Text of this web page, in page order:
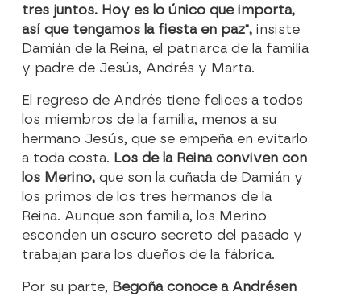
tres juntos. Hoy es lo único que importa,
así que tengamos la fiesta en paz",insiste
Damián de la Reina, el patriarca de la familia
y padre de Jesús, Andrés y Marta.
El regreso de Andrés tiene felices a todos
los miembros de la familia, menos a su
hermano Jesús, que se empeña en evitarlo
a toda costa. Los de la Reina conviven con
los Merino, que son la cuñada de Damián y
los primos de los tres hermanos de la
Reina. Aunque son familia, los Merino
esconden un oscuro secreto del pasado y
trabajan para los dueños de la fábrica.
Por su parte, Begoña conoce a Andrésen